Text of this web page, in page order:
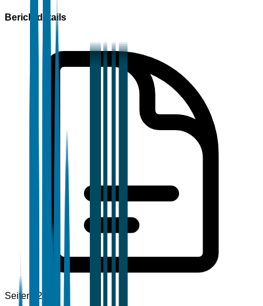
Berichtdetails
Seiten 120+